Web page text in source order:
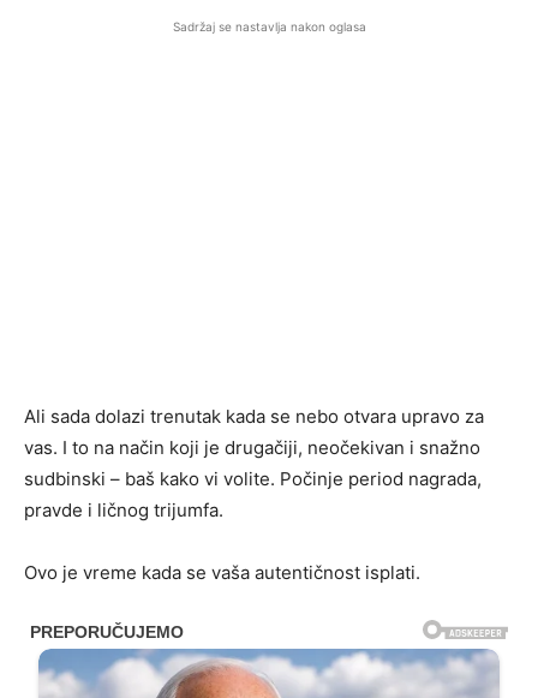
Sadržaj se nastavlja nakon oglasa
Ali sada dolazi trenutak kada se nebo otvara upravo za
vas. I to na način koji je drugačiji, neočekivan i snažno
sudbinski – baš kako vi volite. Počinje period nagrada,
pravde i ličnog trijumfa.
Ovo je vreme kada se vaša autentičnost isplati.